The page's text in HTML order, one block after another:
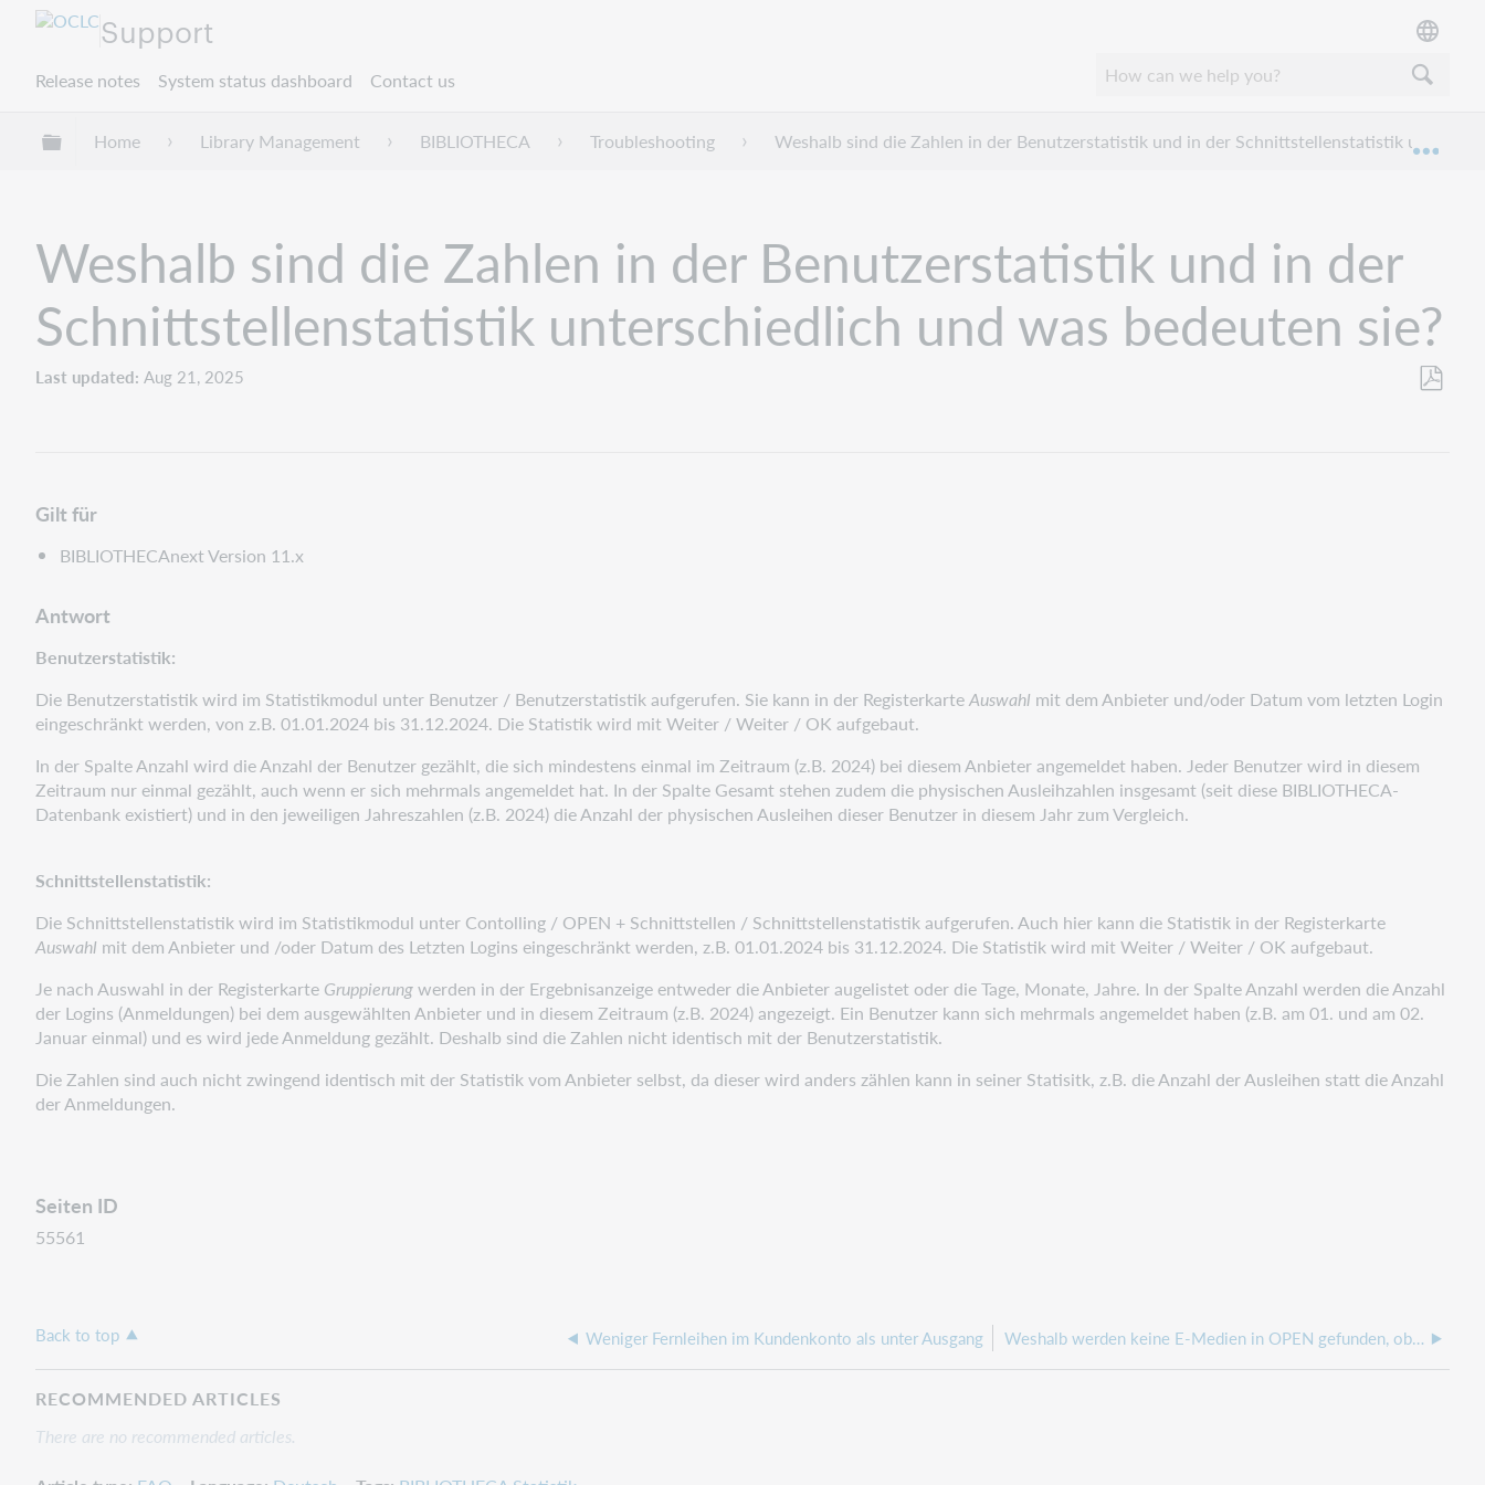
Support
Release notes System status dashboard Contact us
Expand/collapse global hierarchy
Home Library Management BIBLIOTHECA Troubleshooting Weshalb sind die Zahlen in der Benutzerstatistik und in der Schnittstellenstatistik
Weshalb sind die Zahlen in der Benutzerstatistik und in der
Schnittstellenstatistik unterschiedlich und was bedeuten sie?
Last updated Aug 21, 2025
Gilt für
BIBLIOTHECAnext Version 11.x
Antwort
Benutzerstatistik:
Die Benutzerstatistik wird im Statistikmodul unter Benutzer / Benutzerstatistik aufgerufen. Sie kann in der RegisterkarteAuswahl mit dem Anbieter und/oder Datum vom letzten Login
eingeschränkt werden, von z.B. 01.01.2024 bis 31.12.2024. Die Statistik wird mit Weiter / Weiter / OK aufgebaut.
In der Spalte Anzahl wird die Anzahl der Benutzer gezählt, die sich mindestens einmal im Zeitraum (z.B. 2024) bei diesem Anbieter angemeldet haben. Jeder Benutzer wird in diesem
Zeitraum nur einmal gezählt, auch wenn er sich mehrmals angemeldet hat. In der Spalte Gesamt stehen zudem die physischen Ausleihzahlen insgesamt (seit diese BIBLIOTHECA-
Datenbank existiert) und in den jeweiligen Jahreszahlen (z.B. 2024) die Anzahl der physischen Ausleihen dieser Benutzer in diesem Jahr zum Vergleich.
Schnittstellenstatistik:
Die Schnittstellenstatistik wird im Statistikmodul unter Contolling / OPEN + Schnittstellen / Schnittstellenstatistik aufgerufen. Auch hier kann die Statistik in der Registerkarte
Auswahl mit dem Anbieter und /oder Datum des Letzten Logins eingeschränkt werden, z.B. 01.01.2024 bis 31.12.2024. Die Statistik wird mit Weiter / Weiter / OK aufgebaut.
Je nach Auswahl in der Registerkarte Gruppierungwerden in der Ergebnisanzeige entweder die Anbieter augelistet oder die Tage, Monate, Jahre. In der Spalte Anzahl werden die Anzahl
der Logins (Anmeldungen) bei dem ausgewählten Anbieter und in diesem Zeitraum (z.B. 2024) angezeigt. Ein Benutzer kann sich mehrmals angemeldet haben (z.B. am 01. und am 02.
Januar einmal) und es wird jede Anmeldung gezählt. Deshalb sind die Zahlen nicht identisch mit der Benutzerstatistik.
Die Zahlen sind auch nicht zwingend identisch mit der Statistik vom Anbieter selbst, da dieser wird anders zählen kann in seiner Statisitk, z.B. die Anzahl der Ausleihen statt die Anzahl
der Anmeldungen.
Seiten ID
55561
Back to top Weniger Fernleihen im Kundenkonto als unter Ausgang Weshalb werden keine E-Medien in OPEN gefunden, obwohl E-Medien vorhanden sind?
RECOMMENDED ARTICLES
There are no recommended articles.